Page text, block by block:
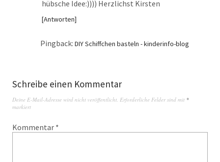
hübsche Idee:)))) Herzlichst Kirsten
Antworten
Pingback: DIY Schiffchen basteln - kinderinfo-blog
Schreibe einen Kommentar
Deine E-Mail-Adresse wird nicht veröffentlicht. Erforderliche Felder sind mit *
markiert
Kommentar *